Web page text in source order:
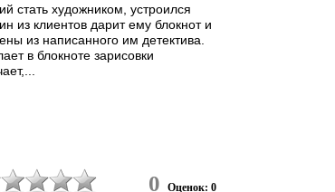
стать художником, устроился
из клиентов дарит ему блокнот и
из написанного им детектива.
в блокноте зарисовки
0 Оценок: 0